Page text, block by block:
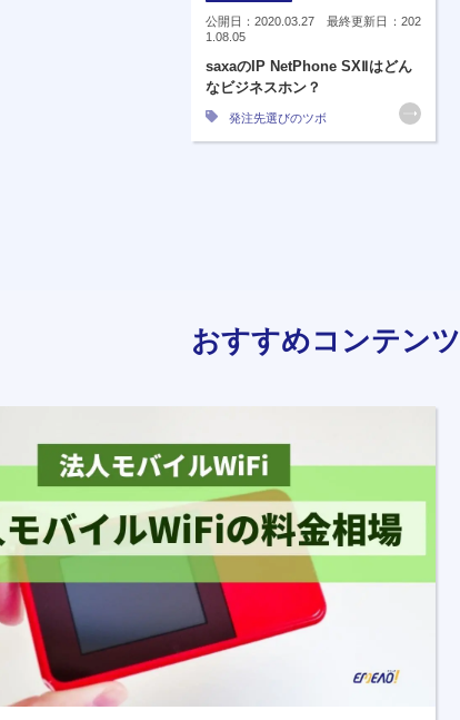
公開日：2020.03.27 最終更新日：202
1.08.05
saxaのIP NetPhone SXⅡはどん
なビジネスホン？
発注先選びのツボ
おすすめコンテンツ